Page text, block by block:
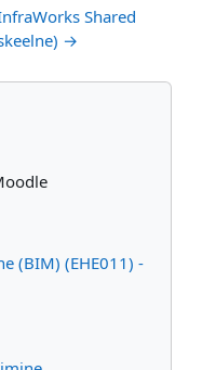
Shared
→
(BIM) (EHE011) -